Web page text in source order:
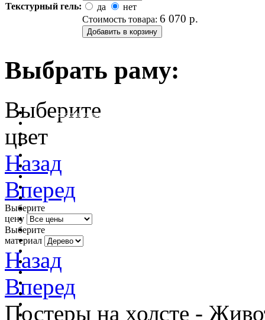
Текстурный гель:
да
нет
Стоимость товара: 6 070 р.
Выбрать раму:
очистить фильтр цвета
Выберите
цвет
Назад
Вперед
Выберите
цену
Выберите
материал
Назад
Вперед
Постеры на холсте -